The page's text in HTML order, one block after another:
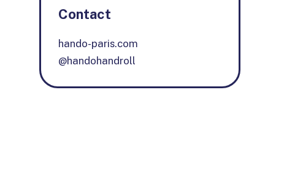
Contact
hando-paris.com
@handohandroll